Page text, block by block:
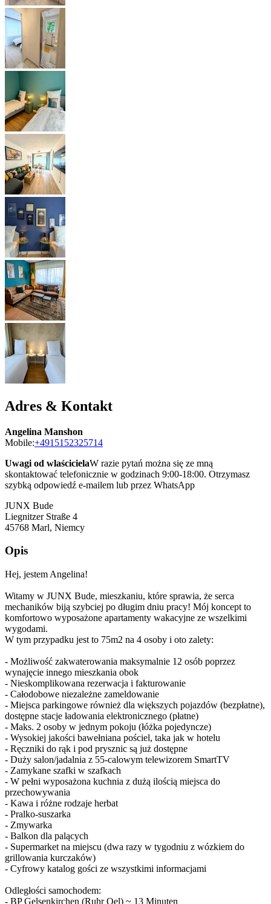
Adres & Kontakt
Angelina Manshon
Mobile:+4915152325714
Uwagi od wlaścicielaW razie pytań można się ze mną
skontaktować telefonicznie w godzinach 9:00-18:00. Otrzymasz
szybką odpowiedź e-mailem lub przez WhatsApp
JUNX Bude
Liegnitzer Straße 4
45768 Marl, Niemcy
Opis
Hej, jestem Angelina!
Witamy w JUNX Bude, mieszkaniu, które sprawia, że ​​serca
mechaników biją szybciej po długim dniu pracy! Mój koncept to
komfortowo wyposażone apartamenty wakacyjne ze wszelkimi
wygodami.
W tym przypadku jest to 75m2 na 4 osoby i oto zalety:
- Możliwość zakwaterowania maksymalnie 12 osób poprzez
wynajęcie innego mieszkania obok
- Nieskomplikowana rezerwacja i fakturowanie
- Całodobowe niezależne zameldowanie
- Miejsca parkingowe również dla większych pojazdów (bezpłatne),
dostępne stacje ładowania elektronicznego (płatne)
- Maks. 2 osoby w jednym pokoju (łóżka pojedyncze)
- Wysokiej jakości bawełniana pościel, taka jak w hotelu
- Ręczniki do rąk i pod prysznic są już dostępne
- Duży salon/jadalnia z 55-calowym telewizorem SmartTV
- Zamykane szafki w szafkach
- W pełni wyposażona kuchnia z dużą ilością miejsca do
przechowywania
- Kawa i różne rodzaje herbat
- Pralko-suszarka
- Zmywarka
- Balkon dla palących
- Supermarket na miejscu (dwa razy w tygodniu z wózkiem do
grillowania kurczaków)
- Cyfrowy katalog gości ze wszystkimi informacjami
Odległości samochodem:
- BP Gelsenkirchen (Ruhr Oel) ~ 13 Minuten